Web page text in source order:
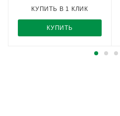
КУПИТЬ
КУПИТЬ В 1 КЛИК